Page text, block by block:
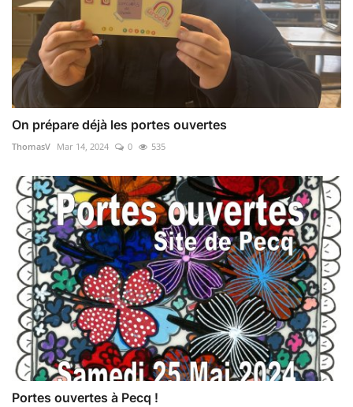
On prépare déjà les portes ouvertes
ThomasV Mar 14, 2024 0 535
Portes ouvertes à Pecq !